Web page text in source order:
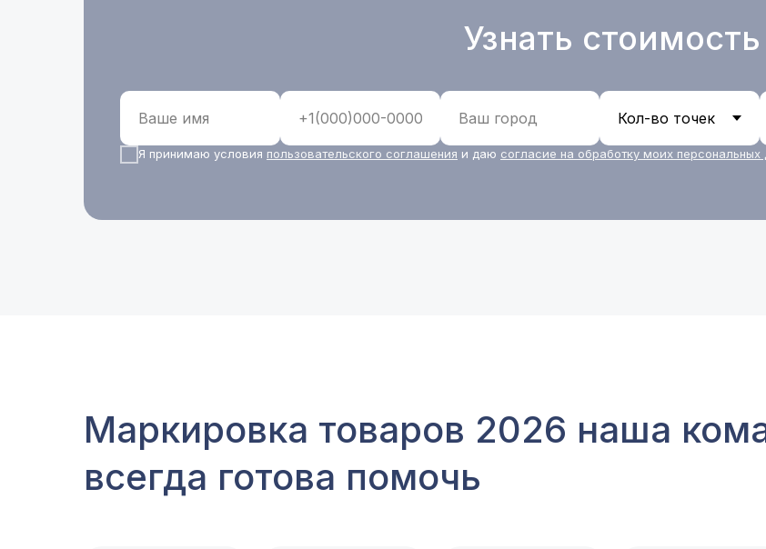
Узнать стоимость
Я принимаю условия пользовательского соглашения и даю согласие на обработку моих персональных
Маркировка товаров 2026 наша
всегда готова помочь